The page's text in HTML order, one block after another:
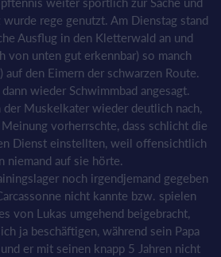
rege genutzt. Am Dienstag stand
Ausflug in den Kletterwald an und
von unten gut erkennbar) so manch
den Eimern der schwarzen Route.
wieder Schwimmbad angesagt.
der Muskelkater wieder deutlich nach,
vorherrschte, dass schlicht die
Dienst einstellten, weil offensichtlich
niemand auf sie hörte.
noch irgendjemand gegeben
nicht kannte bzw. spielen
von Lukas umgehend beigebracht,
ja beschäftigen, während sein Papa
er mit seinen knapp 5 Jahren nicht